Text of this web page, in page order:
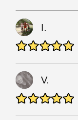
I.
V.